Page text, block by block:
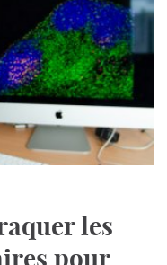
les
pour